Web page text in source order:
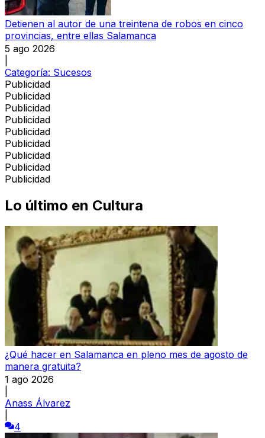
Detienen al autor de una treintena de robos en cinco
provincias, entre ellas Salamanca
5 ago 2026
Categoría: Sucesos
Publicidad
Publicidad
Publicidad
Publicidad
Publicidad
Publicidad
Publicidad
Publicidad
Publicidad
Lo último en Cultura
¿Qué hacer en Salamanca en pleno mes de agosto de
manera gratuita?
1 ago 2026
Anass Álvarez
4